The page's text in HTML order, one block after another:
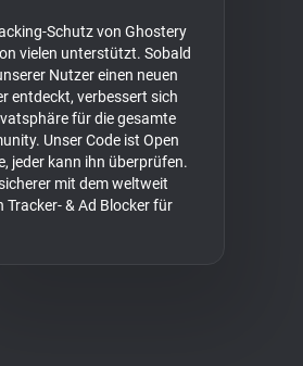
Schutz von Ghostery
vielen unterstützt. Sobald
Nutzer einen neuen
entdeckt, verbessert sich
für die gesamte
Unser Code ist Open
jeder kann ihn überprüfen.
mit dem weltweit
Tracker- & Ad Blocker für